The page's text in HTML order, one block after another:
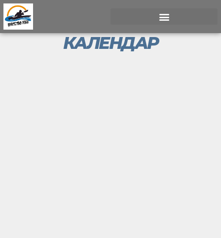
КАЛЕНДАР